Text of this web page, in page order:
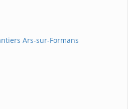
Ars-sur-Formans